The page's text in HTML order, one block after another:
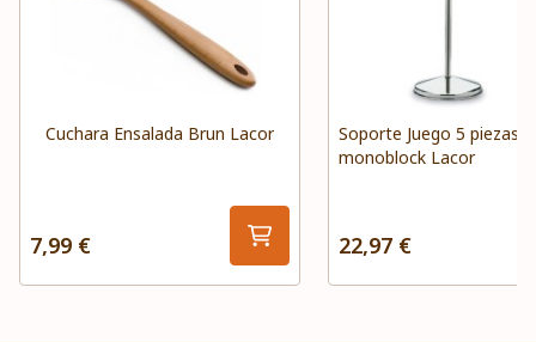
Cuchara Ensalada Brun Lacor
7,99 €
Soporte Juego 5 piezas
monoblock Lacor
22,97 €